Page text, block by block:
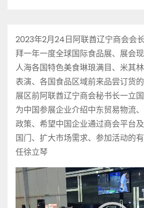
2023年2月24日阿联酋辽宁商会会
拜一年一度全球国际食品展、展会
人海各国特色美食琳琅满目、米其
表演、各国食品区域前来品尝订货
展区前阿联酋辽宁商会秘书长一立
为中国参展企业介绍中东贸易物流
政策、希望中国企业通过商会平台
国门、扩大市场需求、参加活动的
任徐立琴
视
播